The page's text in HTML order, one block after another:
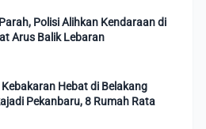
Polisi Alihkan Kendaraan di
Arus Balik Lebaran
Kebakaran Hebat di Belakang
Pekanbaru, 8 Rumah Rata